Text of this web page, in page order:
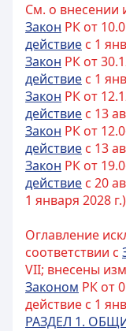
См. о внесении
Закон РК от
действие с 1
Закон РК от
действие с 1
Закон РК от
действие с 13
Закон РК от
действие с 13
Закон РК от
действие с 20
1 января 2028
Оглавление
соответствии с
VII; внесены
Законом РК от
действие с 1
РАЗДЕЛ 1.